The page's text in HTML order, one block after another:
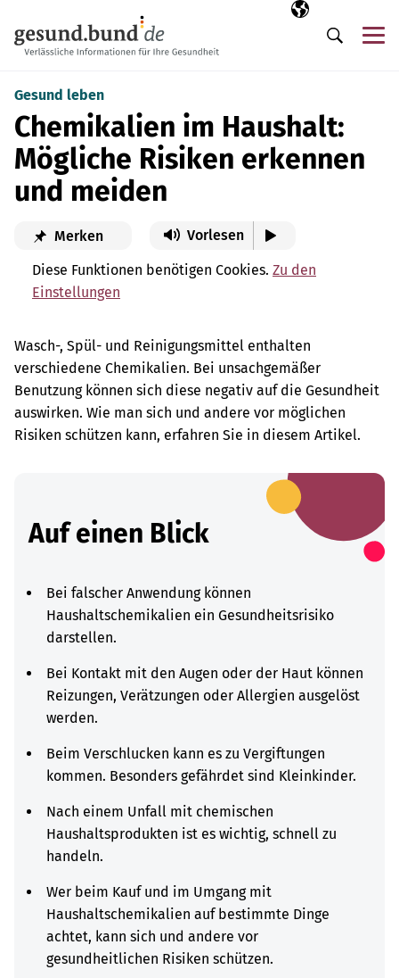
Ausgewählte
DE
Suche
Gesund leben
Chemikalien im Haushalt:
Mögliche Risiken erkennen
und meiden
Merken Vorlesen
Diese Funktionen benötigen Cookies. Zu den
Einstellungen
Wasch-, Spül- und Reinigungsmittel enthalten
verschiedene Chemikalien. Bei unsachgemäßer
Benutzung können sich diese negativ auf die Gesundheit
auswirken. Wie man sich und andere vor möglichen
Risiken schützen kann, erfahren Sie in diesem Artikel.
Auf einen Blick
Bei falscher Anwendung können
Haushaltschemikalien ein Gesundheitsrisiko
darstellen.
Bei Kontakt mit den Augen oder der Haut können
Reizungen, Verätzungen oder Allergien ausgelöst
werden.
Beim Verschlucken kann es zu Vergiftungen
kommen. Besonders gefährdet sind Kleinkinder.
Nach einem Unfall mit chemischen
Haushaltsprodukten ist es wichtig, schnell zu
handeln.
Wer beim Kauf und im Umgang mit
Haushaltschemikalien auf bestimmte Dinge
achtet, kann sich und andere vor
gesundheitlichen Risiken schützen.